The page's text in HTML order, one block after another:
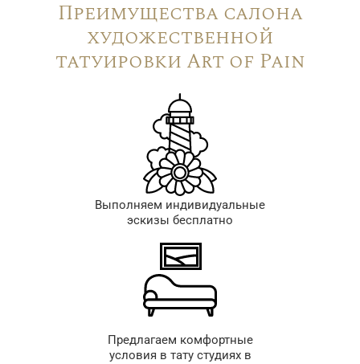
Преимущества салона
художественной
татуировки Art of Pain
Выполняем индивидуальные
эскизы бесплатно
Предлагаем комфортные
условия в тату студиях в